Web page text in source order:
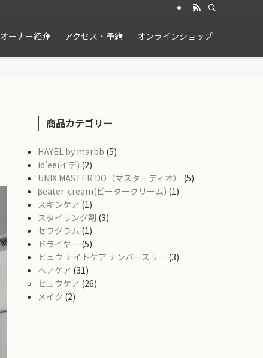
オーナー紹介 アクセス・予約 オンラインショップ
商品カテゴリー
HAYEL by marbb (5)
id’ee(イデ) (2)
UNIX MASTER DO（マスターディオ）
(5)
βeater-cream(ビータークリーム) (1)
スキンケア (1)
スタイリング剤 (3)
セラグラム (1)
ドライヤー (5)
ヒュウ ナイトケア ナンバースリー (3)
ヘアケア (31)
ヒュウケア (26)
メイク (2)